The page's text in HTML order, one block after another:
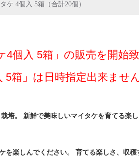
ケ 4個入 5箱（合計20個）
個入 5箱」の販売を開始致
箱」は日時指定出来ませ
培。 新鮮で美味しいマイタケを育てる楽
を楽しんでください。 育てる楽しさ、収